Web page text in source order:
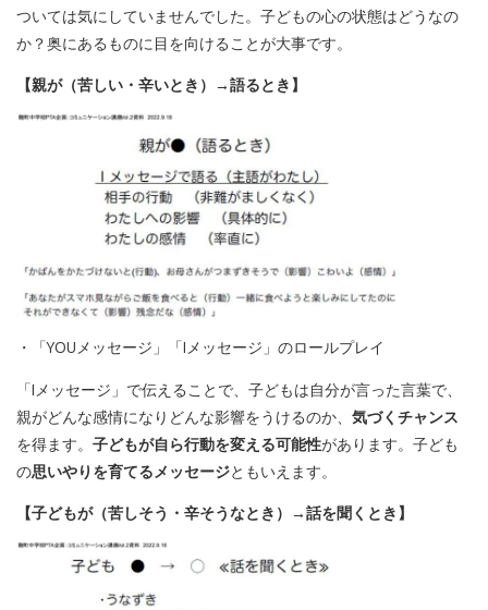
ついては気にしていませんでした。子どもの心の状態はどうなの
か？奥にあるものに目を向けることが大事です。
【親が（苦しい・辛いとき）→語るとき】
・「YOUメッセージ」「Iメッセージ」のロールプレイ
「Iメッセージ」で伝えることで、子どもは自分が言った言葉で、
親がどんな感情になりどんな影響をうけるのか、 気づくチャンス
を得ます。 子どもが自ら行動を変える可能性があります。子ども
の思いやりを育てるメッセージともいえます。
【子どもが（苦しそう・辛そうなとき）→話を聞くとき】